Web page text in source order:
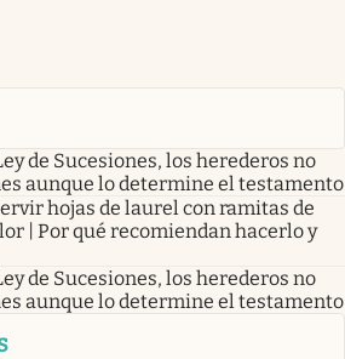
de Sucesiones, los herederos no
aunque lo determine el testamento
hojas de laurel con ramitas de
| Por qué recomiendan hacerlo y
de Sucesiones, los herederos no
aunque lo determine el testamento